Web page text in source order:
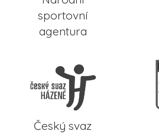
sportovní
agentura
Český svaz